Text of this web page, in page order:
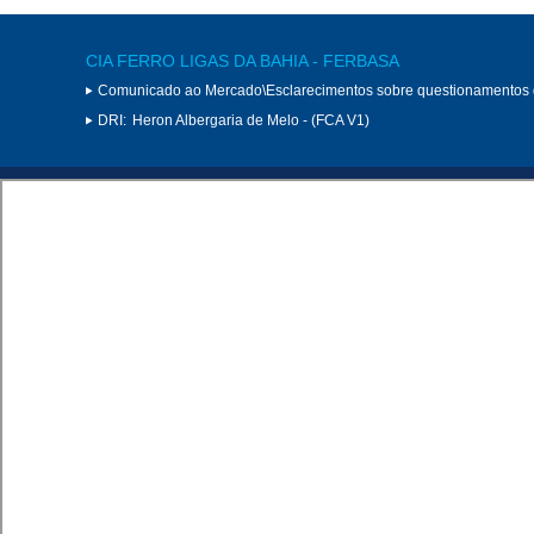
CIA FERRO LIGAS DA BAHIA - FERBASA
Comunicado ao Mercado\Esclarecimentos sobre questionamentos
DRI: Heron Albergaria de Melo - (FCA V1)